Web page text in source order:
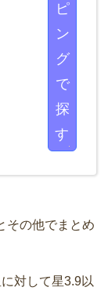
ピ
ン
グ
で
探
す
その他でまとめ
対して星3.9以